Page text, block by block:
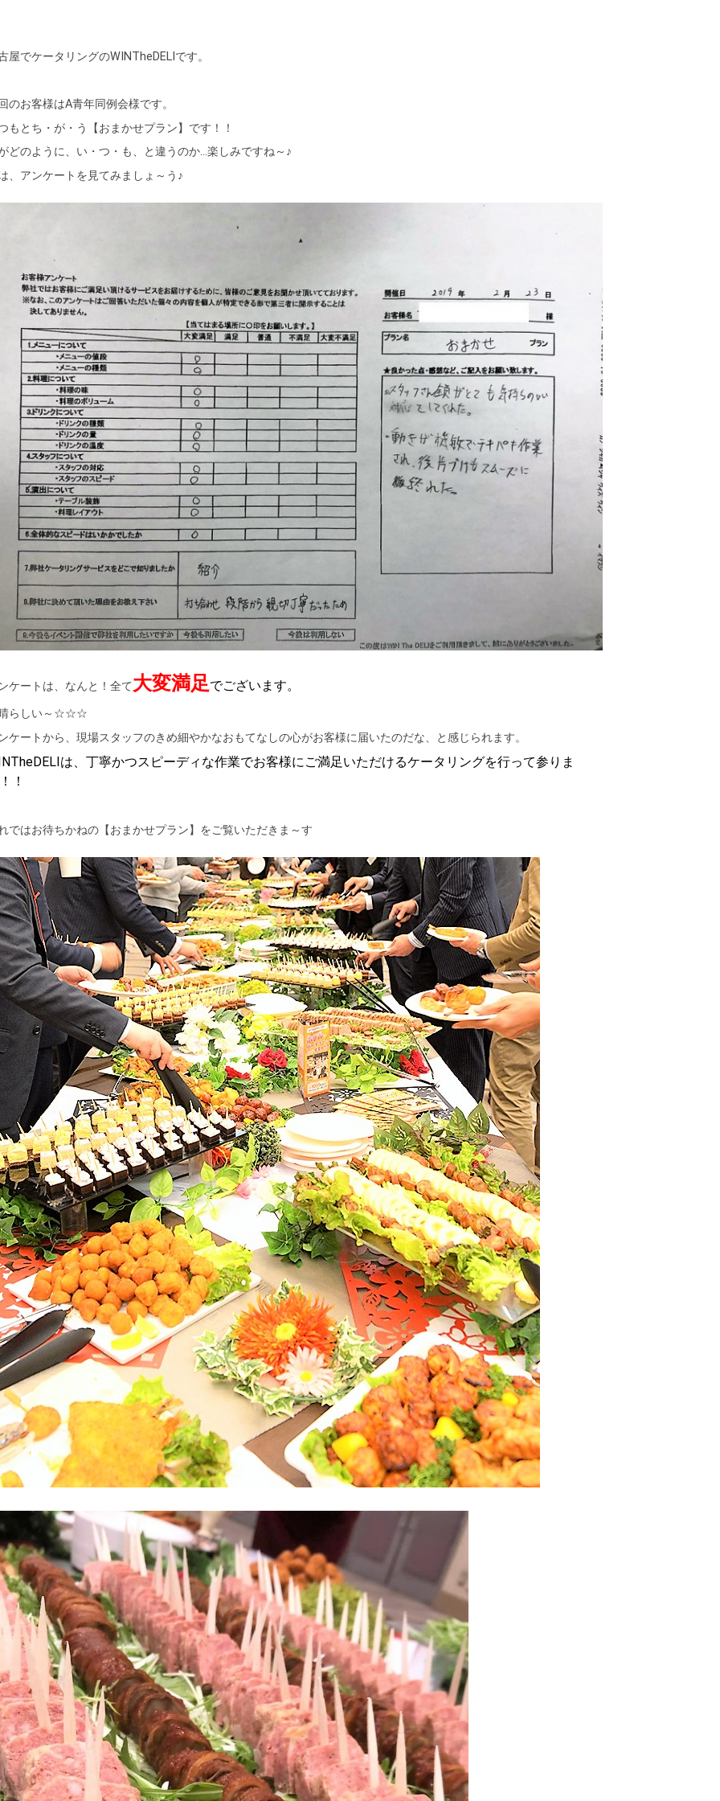
屋でケータリングのWINTheDELIです。
のお客様はA青年同例会様です。
もとち・が・う【おまかせプラン】です！！
どのように、い・つ・も、と違うのか…楽しみですね～♪
、アンケートを見てみましょ～う♪
ケートは、なんと！全て大変満足でございます。
らしい～☆☆☆
ケートから、現場スタッフのきめ細やかなおもてなしの心がお客様に届いたのだな、と感じられます。
は、丁寧かつスピーディな作業でお客様にご満足いただけるケータリングを行って参りま
！
ではお待ちかねの【おまかせプラン】をご覧いただきま～す